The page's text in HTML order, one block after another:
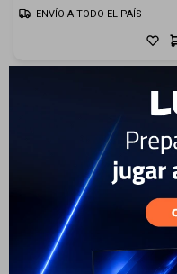
ENVÍO A TODO EL PAÍS
Marcas